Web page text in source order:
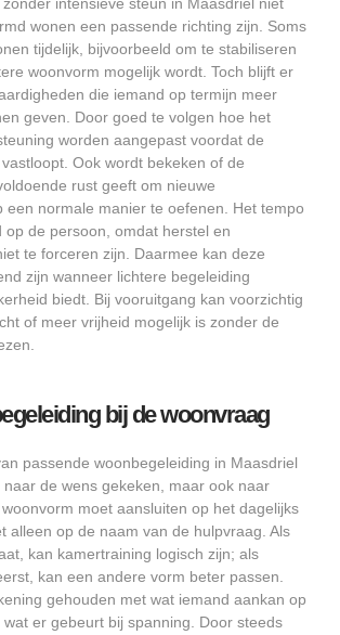
intensieve steun in Maasdriel niet
wonen een passende richting zijn. Soms
tijdelijk, bijvoorbeeld om te stabiliseren
woonvorm mogelijk wordt. Toch blijft er
die iemand op termijn meer
geven. Door goed te volgen hoe het
worden aangepast voordat de
Ook wordt bekeken of de
rust geeft om nieuwe
een normale manier te oefenen. Het tempo
op de persoon, omdat herstel en
te forceren zijn. Daarmee kan deze
zijn wanneer lichtere begeleiding
biedt. Bij vooruitgang kan voorzichtig
of meer vrijheid mogelijk is zonder de
bij de woonvraag
passende woonbegeleiding in Maasdriel
de wens gekeken, maar ook naar
moet aansluiten op het dagelijks
alleen op de naam van de hulpvraag. Als
kan kamertraining logisch zijn; als
kan een andere vorm beter passen.
gehouden met wat iemand aankan op
er gebeurt bij spanning. Door steeds